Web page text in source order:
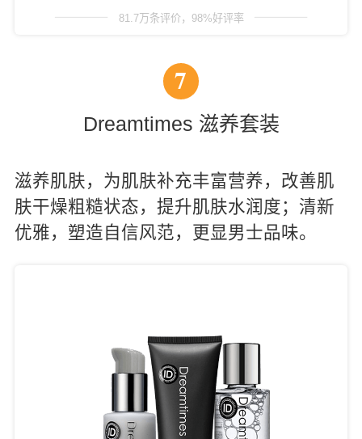
81.7万条评价，98%好评率
7
Dreamtimes 滋养套装
滋养肌肤，为肌肤补充丰富营养，改善肌
肤干燥粗糙状态，提升肌肤水润度；清新
优雅，塑造自信风范，更显男士品味。